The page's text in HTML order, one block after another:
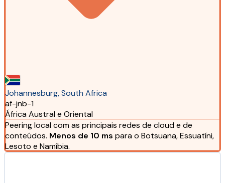
Johannesburg, South Africa
af-jnb-1
África Austral e Oriental
Peering local com as principais redes de cloud e de
conteúdos. Menos de 10 ms para o Botsuana, Essuatíni,
Lesoto e Namíbia.